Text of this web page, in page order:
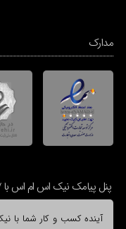
مدارک
پنل پیامک نیک اس ام اس با 17 سال تجربه
آینده کسب و کار شما با